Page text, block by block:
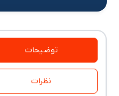
توضیحات
نظرات